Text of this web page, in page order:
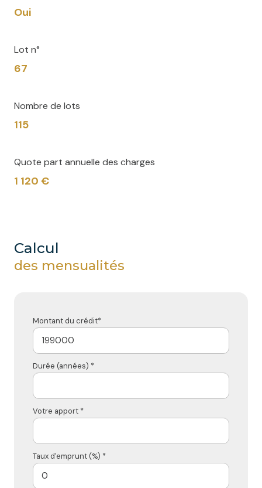
Oui
Lot n°
67
Nombre de lots
115
Quote part annuelle des charges
1 120 €
calcul
des mensualités
Montant du crédit*
Durée (années) *
Votre apport *
Taux d'emprunt (%) *